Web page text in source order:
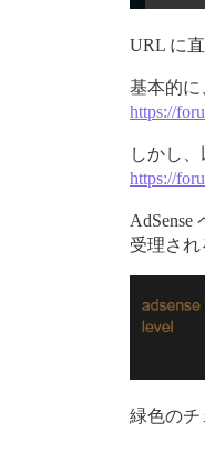
URL に
基本的に
https://
しかし
https://
受理され
緑色のチ